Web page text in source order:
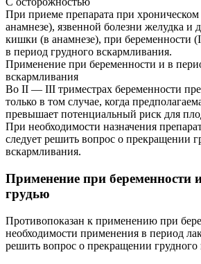
При приеме препарата при хроническом
анамнезе), язвенной болезни желудка и
кишки (в анамнезе), при беременности
в период грудного вскармливания.
Применение при беременности и в
вскармливания
Во II — III триместрах беременности
только в том случае, когда
превышает потенциальный риск для
При необходимости назначения
следует решить вопрос о прекращении
вскармливания.
Применение при беременности
грудью
Противопоказан к применению при
необходимости применения в период
решить вопрос о прекращении грудного